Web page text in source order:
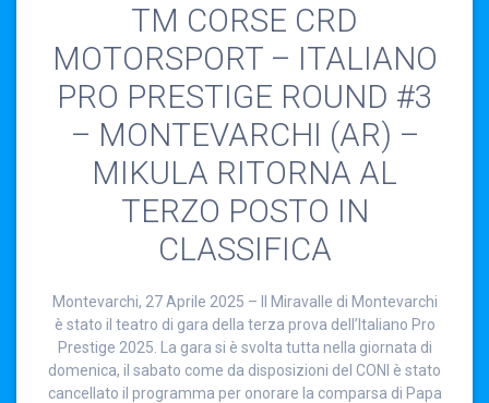
TM CORSE CRD
MOTORSPORT – ITALIANO
PRO PRESTIGE ROUND #3
– MONTEVARCHI (AR) –
MIKULA RITORNA AL
TERZO POSTO IN
CLASSIFICA
Montevarchi, 27 Aprile 2025 – Il Miravalle di Montevarchi
è stato il teatro di gara della terza prova dell’Italiano Pro
Prestige 2025. La gara si è svolta tutta nella giornata di
domenica, il sabato come da disposizioni del CONI è stato
cancellato il programma per onorare la comparsa di Papa